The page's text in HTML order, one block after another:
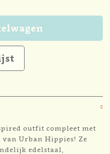
outfit compleet met
van Urban Hippies! Ze
edelstaal,